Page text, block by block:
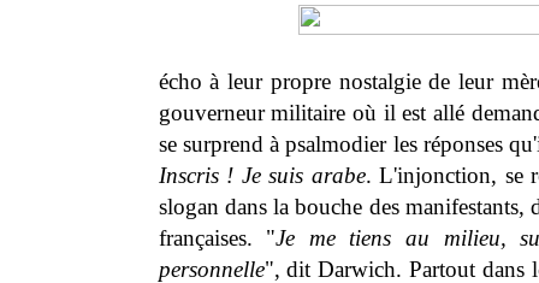
écho à leur propre nostalgie de leur
gouverneur militaire où il est allé
se surprend à psalmodier les réponses
Inscris ! Je suis arabe. L'injonction, se
slogan dans la bouche des manifestants,
françaises. "Je me tiens au milieu,
personnelle", dit Darwich. Partout dans